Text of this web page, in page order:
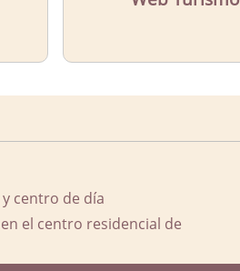
centro de día
el centro residencial de